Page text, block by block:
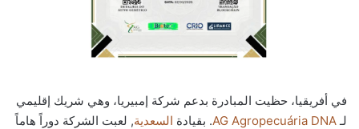
في أفريقيا، حظيت المبادرة بدعم شركة إمبيريا، وهي شريك إقليمي
لـ AG Agropecuária DNA. بقيادة السعدية, لعبت الشركة دوراً هاماً